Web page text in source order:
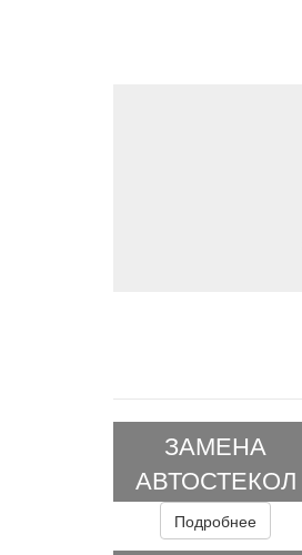
ЗАМЕНА
АВТОСТЕКОЛ
Подробнее